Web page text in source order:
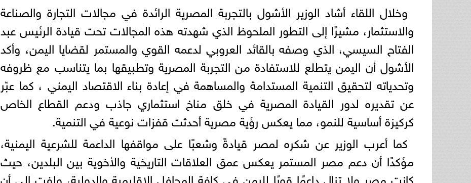
وخلال اللقاء أشاد الوزير الأشول بالتجربة المصرية الرائدة في مجالات التجارة والصناعة
والاستثمار، مشيرًا إلى التطور الملحوظ الذي شهدته هذه المجالات تحت قيادة الرئيس عبد
الفتاح السيسي، الذي وصفه بالقائد العروبي لدعمه القوي والمستمر لقضايا اليمن، وأكد
الأشول أن اليمن يتطلع للاستفادة من التجربة المصرية وتطبيقها بما يتناسب مع ظروفه
وتحدياته لتحقيق التنمية المستدامة والمساهمة في إعادة بناء الاقتصاد اليمني ، كما عبّر
عن تقديره لدور القيادة المصرية في خلق مناخ استثماري جاذب ودعم القطاع الخاص
كركيزة أساسية للنمو، مما يعكس رؤية مصرية أحدثت قفزات نوعية في التنمية.
كما أعرب الوزير عن شكره لمصر قيادةً وشعبًا على مواقفها الداعمة للشرعية اليمنية،
مؤكدًا أن دعم مصر المستمر يعكس عمق العلاقات التاريخية والأخوية بين البلدين، حيث
كانت مصر ولا تزال داعمًا قويًا لليمن في كافة المحافل الإقليمية والدولية، ولفت إلى أن